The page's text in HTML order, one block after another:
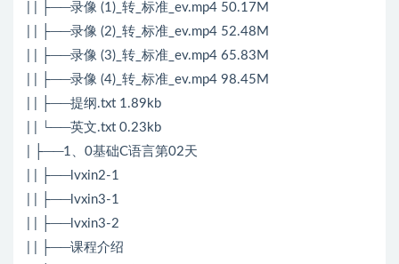
| | ├──录像 (1)_转_标准_ev.mp4 50.17M
| | ├──录像 (2)_转_标准_ev.mp4 52.48M
| | ├──录像 (3)_转_标准_ev.mp4 65.83M
| | ├──录像 (4)_转_标准_ev.mp4 98.45M
| | ├──提纲.txt 1.89kb
| | └──英文.txt 0.23kb
| ├──1、0基础C语言第02天
| | ├──lvxin2-1
| | ├──lvxin3-1
| | ├──lvxin3-2
| | ├──课程介绍